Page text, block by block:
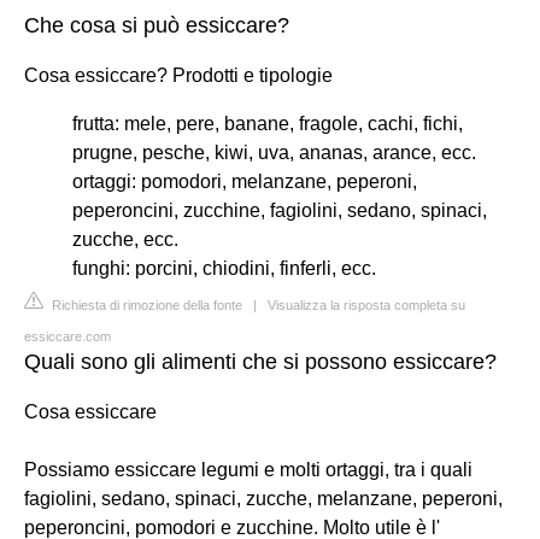
Che cosa si può essiccare?
Cosa essiccare? Prodotti e tipologie
frutta: mele, pere, banane, fragole, cachi, fichi,
prugne, pesche, kiwi, uva, ananas, arance, ecc.
ortaggi: pomodori, melanzane, peperoni,
peperoncini, zucchine, fagiolini, sedano, spinaci,
zucche, ecc.
funghi: porcini, chiodini, finferli, ecc.
Richiesta di rimozione della fonte | Visualizza la risposta completa su
essiccare.com
Quali sono gli alimenti che si possono essiccare?
Cosa essiccare
Possiamo essiccare legumi e molti ortaggi, tra i quali
fagiolini, sedano, spinaci, zucche, melanzane, peperoni,
peperoncini, pomodori e zucchine. Molto utile è l'